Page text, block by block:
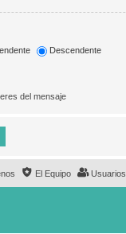
Descendente
del mensaje
Usuarios
El Equipo